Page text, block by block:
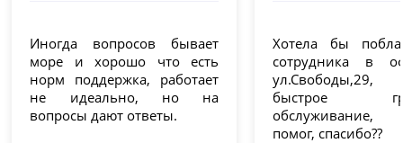
Иногда вопросов бывает
море и хорошо что есть
норм поддержка, работает
не идеально, но на
вопросы дают ответы.
Хотела бы
сотрудника в
ул.Свободы,29,
быстрое
помог, спасибо??